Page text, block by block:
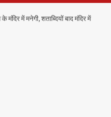
मंदिर में मनेगी, शताब्दियों बाद मंदिर में